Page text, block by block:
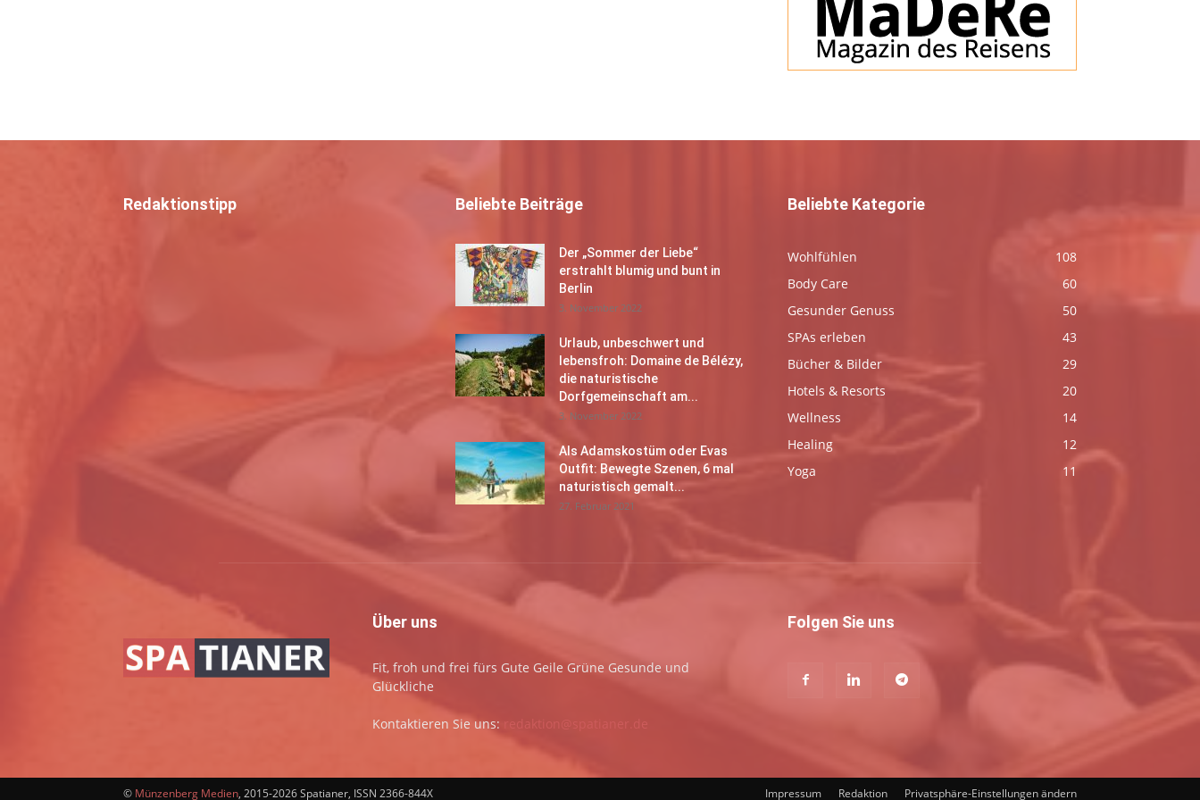
Redaktionstipp Beliebte Beiträge
Der „Sommer der Liebe“
erstrahlt blumig und bunt in
Berlin
3. November 2022
Urlaub, unbeschwert und
lebensfroh: Domaine de Bélézy,
die naturistische
Dorfgemeinschaft am...
3. November 2022
Als Adamskostüm oder Evas
Outfit: Bewegte Szenen, 6 mal
naturistisch gemalt...
27. Februar 2021
Beliebte Kategorie
Wohlfühlen
108
Body Care
60
Gesunder Genuss
50
SPAs erleben
43
Bücher & Bilder
29
Hotels & Resorts
20
Wellness
14
Healing
12
Yoga
11
Über uns
Fit, froh und frei fürs Gute Geile Grüne Gesunde und
Glückliche
Kontaktieren Sie uns: redaktion@spatianer.de
Folgen Sie uns
Impressum Redaktion Privatsphäre-Einstellungen ändern
© Münzenberg Medien, 2015-2026 Spatianer, ISSN 2366-844X